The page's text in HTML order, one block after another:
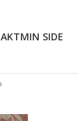
MIN SIDE